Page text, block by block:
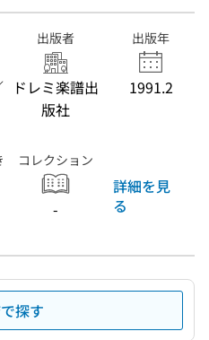
出版者
ドレミ楽譜出
版社
出版年
1991.2
コレクション
-
詳細を見
る
探す